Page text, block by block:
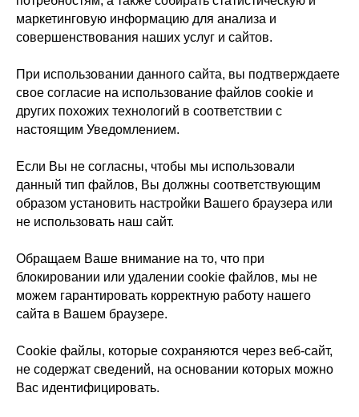
маркетинговую информацию для анализа и
совершенствования наших услуг и сайтов.
При использовании данного сайта, вы подтверждаете
свое согласие на использование файлов cookie и
других похожих технологий в соответствии с
настоящим Уведомлением.
Если Вы не согласны, чтобы мы использовали
данный тип файлов, Вы должны соответствующим
образом установить настройки Вашего браузера или
не использовать наш сайт.
Обращаем Ваше внимание на то, что при
блокировании или удалении cookie файлов, мы не
можем гарантировать корректную работу нашего
сайта в Вашем браузере.
Cookie файлы, которые сохраняются через веб-сайт,
не содержат сведений, на основании которых можно
Вас идентифицировать.